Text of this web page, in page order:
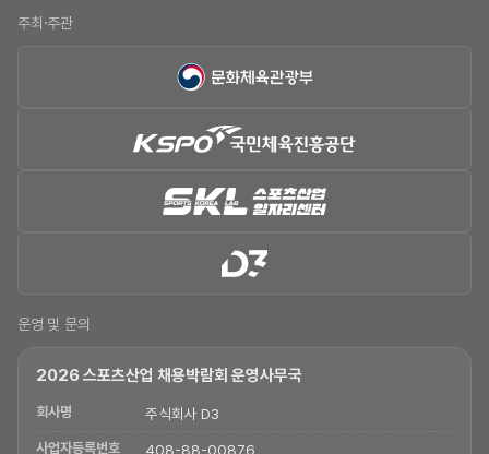
주최·주관
운영 및 문의
2026 스포츠산업 채용박람회 운영사무국
회사명 주식회사 D3
사업자등록번호 408-88-00876